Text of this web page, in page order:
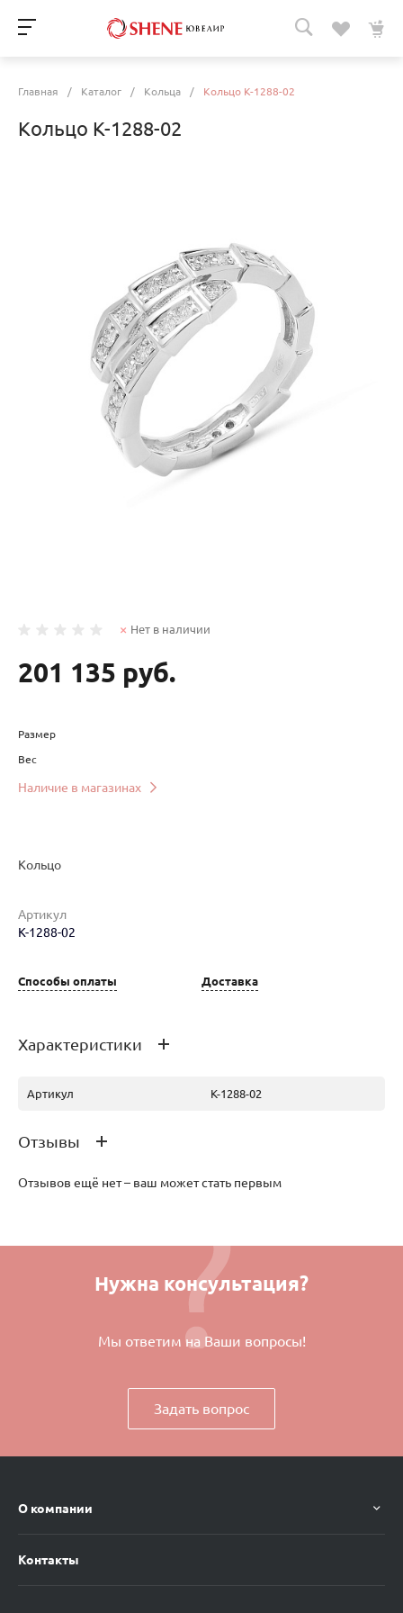
Главная / Каталог / Кольца / Кольцо К-1288-02
Кольцо К-1288-02
Нет в наличии
201 135 руб.
Размер
Вес
Наличие в магазинах
Наименование товара
Кольцо (30189454) 17.5
Кольцо
Артикул
К-1288-02
Способы оплаты Доставка
Характеристики
Артикул К-1288-02
Отзывы
Отзывов ещё нет – ваш может стать первым
Нужна консультация?
Мы ответим на Ваши вопросы!
Задать вопрос
О компании
Контакты